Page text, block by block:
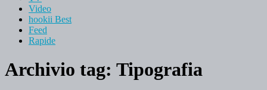
Video
hookii Best
Feed
Rapide
Archivio tag: Tipografia